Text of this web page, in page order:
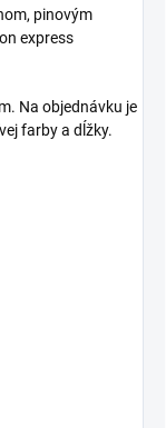
pinovým
express
Na objednávku je
farby a dĺžky.